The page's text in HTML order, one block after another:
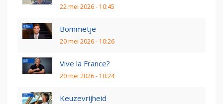
22 mei 2026 - 10:45
Bommetje
20 mei 2026 - 10:26
Vive la France?
20 mei 2026 - 10:24
Keuzevrijheid